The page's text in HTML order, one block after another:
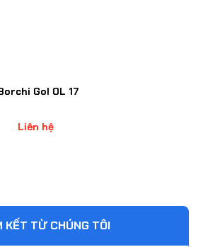
Gol OL 17
Liên hệ
KẾT TỪ CHÚNG TÔI